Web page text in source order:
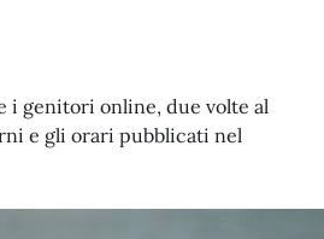
i genitori online, due volte al
e gli orari pubblicati nel